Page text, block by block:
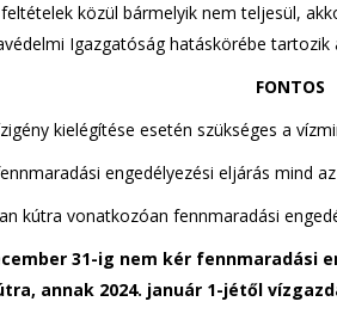
közül bármelyik nem teljesül,
Igazgatóság hatáskörébe
FONTOS
kielégítése esetén szükséges a
engedélyezési eljárás mind
kútra vonatkozóan fennmaradási
31-ig nem kér
annak 2024. január 1-jétől